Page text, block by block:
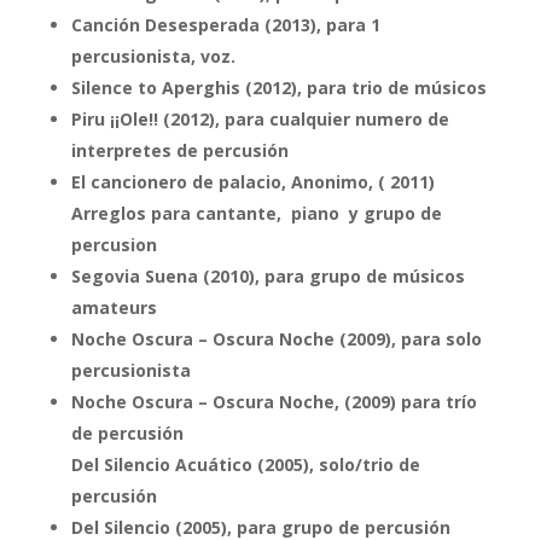
Canción Desesperada (2013), para 1
percusionista, voz.
Silence to Aperghis (2012), para trio de músicos
Piru ¡¡Ole!! (2012), para cualquier numero de
interpretes de percusión
El cancionero de palacio, Anonimo, ( 2011)
Arreglos para cantante, piano y grupo de
percusion
Segovia Suena (2010), para grupo de músicos
amateurs
Noche Oscura – Oscura Noche (2009), para solo
percusionista
Noche Oscura – Oscura Noche, (2009) para trío
de percusión
Del Silencio Acuático (2005), solo/trio de
percusión
Del Silencio (2005), para grupo de percusión